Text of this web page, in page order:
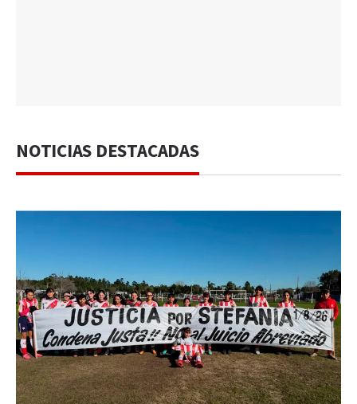
NOTICIAS DESTACADAS